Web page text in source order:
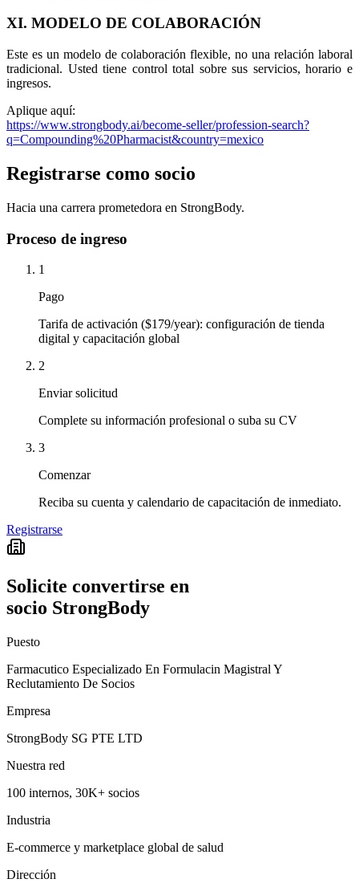
XI. MODELO DE COLABORACIÓN
Este es un modelo de colaboración flexible, no una relación laboral
tradicional. Usted tiene control total sobre sus servicios, horario e
ingresos.
Aplique aquí:
https://www.strongbody.ai/become-seller/profession-search?
q=Compounding%20Pharmacist&country=mexico
Registrarse como socio
Hacia una carrera prometedora en StrongBody.
Proceso de ingreso
1
Pago
Tarifa de activación ($179/year): configuración de tienda
digital y capacitación global
2
Enviar solicitud
Complete su información profesional o suba su CV
3
Comenzar
Reciba su cuenta y calendario de capacitación de inmediato.
Registrarse
Solicite convertirse en
socio StrongBody
Puesto
Farmacutico Especializado En Formulacin Magistral Y
Reclutamiento De Socios
Empresa
StrongBody SG PTE LTD
Nuestra red
100 internos, 30K+ socios
Industria
E-commerce y marketplace global de salud
Dirección